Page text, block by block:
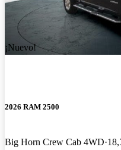
¡Nuevo!
2026 RAM 2500
Big Horn Crew Cab 4WD